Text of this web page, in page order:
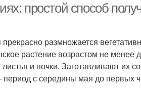
простой способ
размножается
растение возрастом не менее
и почки. Заготавливают их
с середины мая до первых